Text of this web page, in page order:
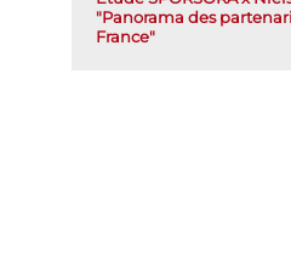
"Panorama des
France"